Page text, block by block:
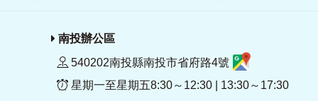
南投辦公區
540202南投縣南投市省府路4號
星期一至星期五8:30～12:30 | 13:30～17:30